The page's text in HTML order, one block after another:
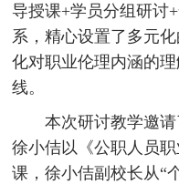
导授课+学员分组研讨
系，精心设置了多元
化对职业伦理内涵的
线。
本次研讨教学邀
徐小佶以《公职人员
课，徐小佶副校长从“